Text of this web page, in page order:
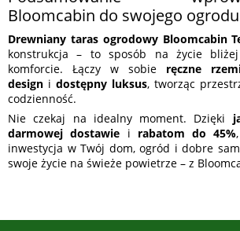
Bloomcabin do swojego ogrodu
Drewniany taras ogrodowy Bloomcabin
konstrukcja – to sposób na życie
komforcie. Łączy w sobie ręczne
design i dostępny luksus, tworząc
codzienność.
Nie czekaj na idealny moment. Dzięki
darmowej dostawie i rabatom do 45%
inwestycja w Twój dom, ogród i dobre
swoje życie na świeże powietrze – z